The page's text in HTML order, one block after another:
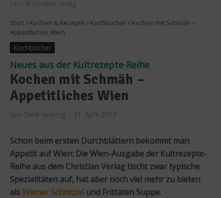
Foto: © Christian Verlag
Start / Kochen & Rezepte / Kochbücher / Kochen mit Schmäh –
Appetitliches Wien
Kochbücher
Neues aus der Kultrezepte-Reihe
Kochen mit Schmäh –
Appetitliches Wien
Von Derk Hoberg 21. April 2017
Schon beim ersten Durchblättern bekommt man
Appetit auf Wien: Die Wien-Ausgabe der Kultrezepte-
Reihe aus dem Christian Verlag tischt zwar typische
Spezialitäten auf, hat aber noch viel mehr zu bieten
alsWiener Schnitzel und Frittaten Suppe.